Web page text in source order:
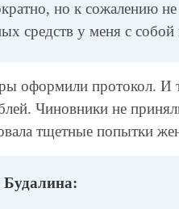
но к сожалению
средств у меня с
оформили протокол. И
Чиновники не
тщетные попытки